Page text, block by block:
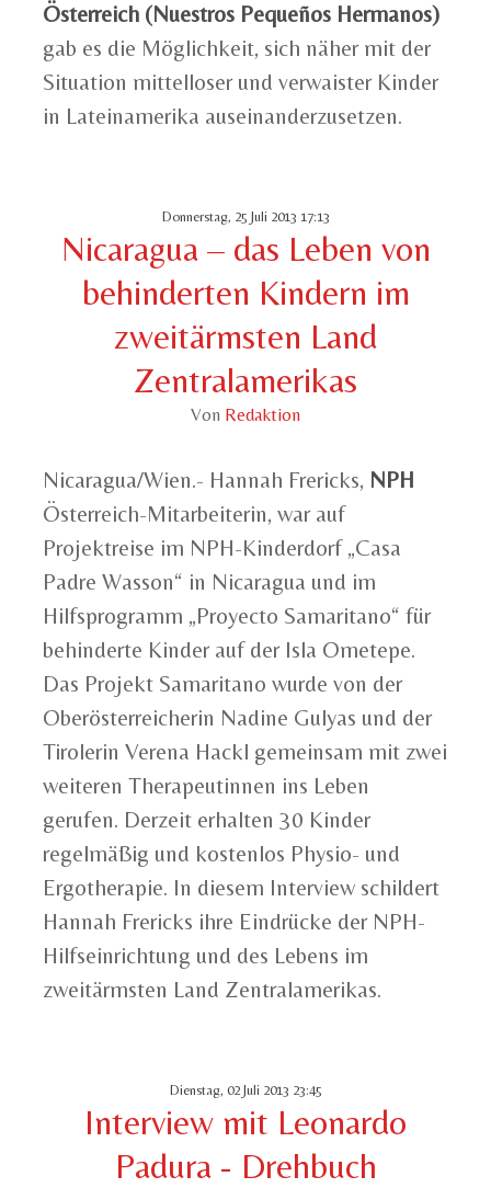
Österreich (Nuestros Pequeños Hermanos)
gab es die Möglichkeit, sich näher mit der
Situation mittelloser und verwaister Kinder
in Lateinamerika auseinanderzusetzen.
Donnerstag, 25 Juli 2013 17:13
Nicaragua – das Leben von
behinderten Kindern im
zweitärmsten Land
Zentralamerikas
Von Redaktion
Nicaragua/Wien.- Hannah Frericks, NPH
Österreich-Mitarbeiterin, war auf
Projektreise im NPH-Kinderdorf „Casa
Padre Wasson“ in Nicaragua und im
Hilfsprogramm „Proyecto Samaritano“ für
behinderte Kinder auf der Isla Ometepe.
Das Projekt Samaritano wurde von der
Oberösterreicherin Nadine Gulyas und der
Tirolerin Verena Hackl gemeinsam mit zwei
weiteren Therapeutinnen ins Leben
gerufen. Derzeit erhalten 30 Kinder
regelmäßig und kostenlos Physio- und
Ergotherapie. In diesem Interview schildert
Hannah Frericks ihre Eindrücke der NPH-
Hilfseinrichtung und des Lebens im
zweitärmsten Land Zentralamerikas.
Dienstag, 02 Juli 2013 23:45
Interview mit Leonardo
Padura - Drehbuch